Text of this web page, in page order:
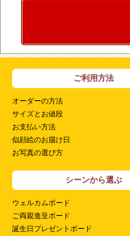
ご利用方法
オーダーの方法
サイズとお値段
お支払い方法
似顔絵のお届け日
お写真の選び方
シーンから選ぶ
ウェルカムボード
ご両親進呈ボード
誕生日プレゼントボード